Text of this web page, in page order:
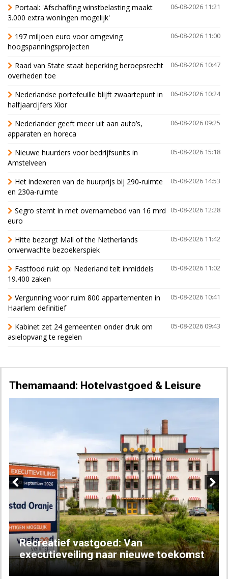
06-08-2026 11:21
Portaal: 'Afschaffing winstbelasting maakt
3.000 extra woningen mogelijk'
06-08-2026 11:00
197 miljoen euro voor omgeving
hoogspanningsprojecten
06-08-2026 10:47
Raad van State staat beperking beroepsrecht
overheden toe
06-08-2026 10:24
Nederlandse portefeuille blijft zwaartepunt in
halfjaarcijfers Xior
06-08-2026 09:25
Nederlander geeft meer uit aan auto’s,
apparaten en horeca
05-08-2026 15:18
Nieuwe huurders voor bedrijfsunits in
Amstelveen
05-08-2026 14:53
Het indexeren van de huurprijs bij 290-ruimte
en 230a-ruimte
05-08-2026 12:28
Segro stemt in met overnamebod van 16 mrd
euro
05-08-2026 11:42
Hitte bezorgt Mall of the Netherlands
onverwachte bezoekerspiek
05-08-2026 11:02
Fastfood rukt op: Nederland telt inmiddels
19.400 zaken
05-08-2026 10:41
Vergunning voor ruim 800 appartementen in
Haarlem definitief
05-08-2026 09:43
Kabinet zet 24 gemeenten onder druk om
asielopvang te regelen
Themamaand: Hotelvastgoed & Leisure
Recreatief vastgoed: Van
executieveiling naar nieuwe toekomst
Next